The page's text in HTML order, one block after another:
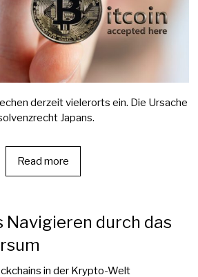
derzeit vielerorts ein. Die Ursache
Japans.
Read more
Navigieren durch das